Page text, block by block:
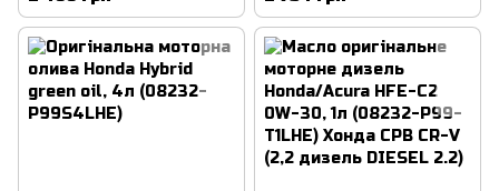
(08232P99E4LHE)
08232P99K4LHE Acura
Honda